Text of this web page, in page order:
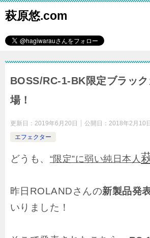
萩原悠.com
BOSS/RC-1-BK限定ブラッ
場！
更新日： 2019年6月20日 公開日： 2018年2月10日
エフェクター
どうも、 “限定”に弱い純日本人
昨日ROLANDさんの新製品発
いりました！